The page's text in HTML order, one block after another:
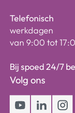
Telefonisch
werkdagen
van 9:00 tot
Bij spoed 24/7
Volg ons
Youtube
LinkedIn